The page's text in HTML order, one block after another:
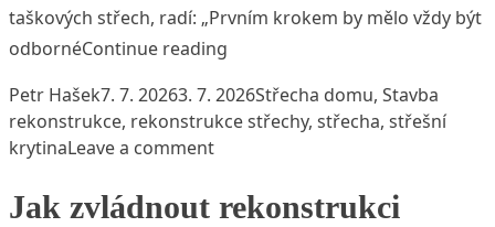
taškových střech, radí: „Prvním krokem by mělo vždy být
odbornéContinue reading
Posted by
Petr Hašek7. 7. 20263. 7. 2026Posted in
Střecha domu, Stavba
rekonstrukce, rekonstrukce střechy, střecha, střešní
krytinaLeave a commenton Rekonstrukce střechy bez
Jak zvládnout rekonstrukci